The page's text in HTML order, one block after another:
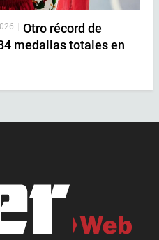
Otro récord de
medallas totales en